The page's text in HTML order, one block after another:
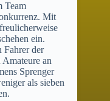
Team
Mit
ein.
Fahrer der
an
Sprenger
als sieben